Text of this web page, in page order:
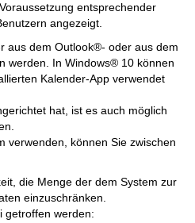
entsprechender
angezeigt.
aus dem Outlook®- oder aus dem
werden. In Windows® 10 können
Kalender-App verwendet
hat, ist es auch möglich
verwenden, können Sie zwischen
die Menge der dem System zur
einzuschränken.
getroffen werden: